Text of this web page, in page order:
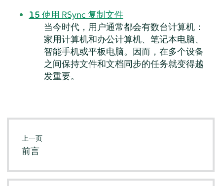
15 使用 RSync 复制文件
当今时代，用户通常都会有数台计算机：
家用计算机和办公计算机、笔记本电脑、
智能手机或平板电脑。因而，在多个设备
之间保持文件和文档同步的任务就变得越
发重要。
上一页
前言